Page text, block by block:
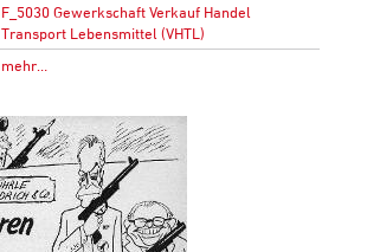
F_5030 Gewerkschaft Verkauf Handel
Transport Lebensmittel (VHTL)
mehr…